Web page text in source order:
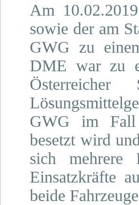
Am
sowie der am
GWG zu
DME war zu
GWG im Fall
besetzt wird
sich mehrere
Einsatzkräfte
beide